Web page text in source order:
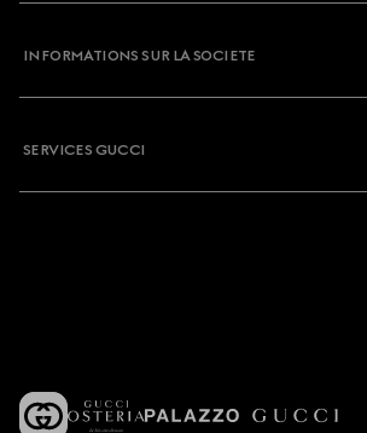
INFORMATIONS SUR LA SOCIETE
SERVICES GUCCI